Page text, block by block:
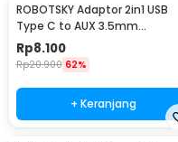
ROBOTSKY Adaptor 2in1 USB
Type C to AUX 3.5mm
Headphone and USB Type C -
S-K06
Rp8.100
Rp20.900 62%
+ Keranjang